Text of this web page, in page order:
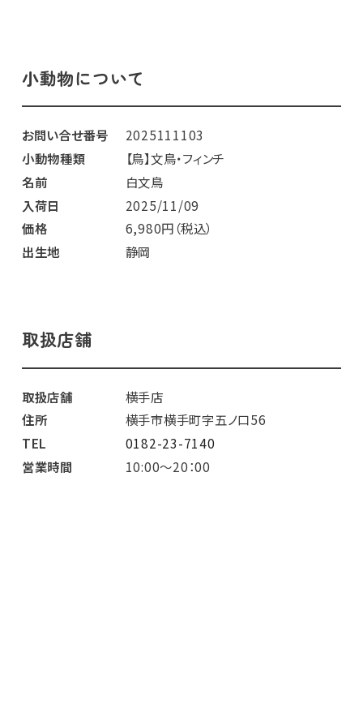
小動物について
お問い合せ番号
2025111103
小動物種類
【鳥】文鳥・フィンチ
名前
白文鳥
入荷日
2025/11/09
価格
6,980円（税込）
出生地
静岡
取扱店舗
取扱店舗
横手店
住所
横手市横手町字五ノ口56
TEL
0182-23-7140
営業時間
10:00～20：00